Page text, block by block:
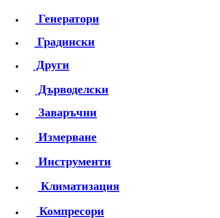
Генератори
Градински
Други
Дърводелски
Заваръчни
Измерване
Инструменти
Климатизация
Компресори